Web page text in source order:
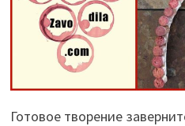
Готовое творение